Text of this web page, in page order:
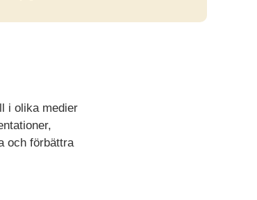
i olika medier
och förbättra